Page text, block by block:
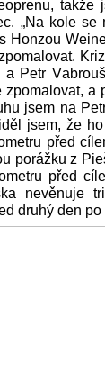
takže
„Na kole
Honzou
Petr
zpomalovat, a
jsem na
jsem, že
před
porážku z
před
nevěnuje
druhý den